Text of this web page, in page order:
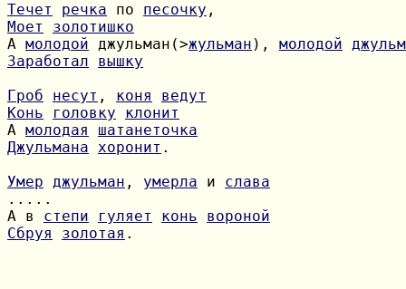
Течет
речка по песочку
Моет
золотишко
А молодой джульман(>жульман ), молодой
Заработал
вышку
Гроб
несут , коня
ведут
Конь
головку
клонит
А молодая
шатанеточка
Джульмана хоронит .
Умер джульман , умерла и слава
А в степи гуляет конь
вороной
Сбруя
золотая .